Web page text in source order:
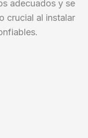
adecuados y se
crucial al instalar